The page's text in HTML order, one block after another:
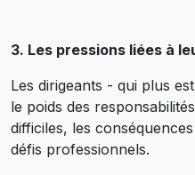
3. Les pressions liées à
Les dirigeants - qui plus
le poids des
difficiles, les
défis professionnels.